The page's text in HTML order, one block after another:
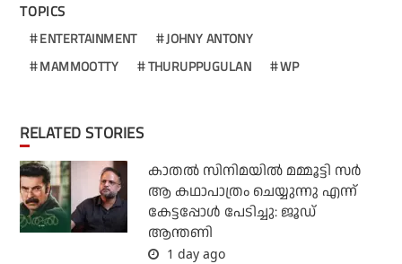
TOPICS
ENTERTAINMENT
JOHNY ANTONY
MAMMOOTTY
THURUPPUGULAN WP
RELATED STORIES
കാതൽ സിനിമയിൽ മമ്മൂട്ടി സർ
ആ കഥാപാത്രം ചെയ്യുന്നു എന്ന്
കേട്ടപ്പോൾ പേടിച്ചു: ജൂഡ്
ആന്തണി
1 day ago